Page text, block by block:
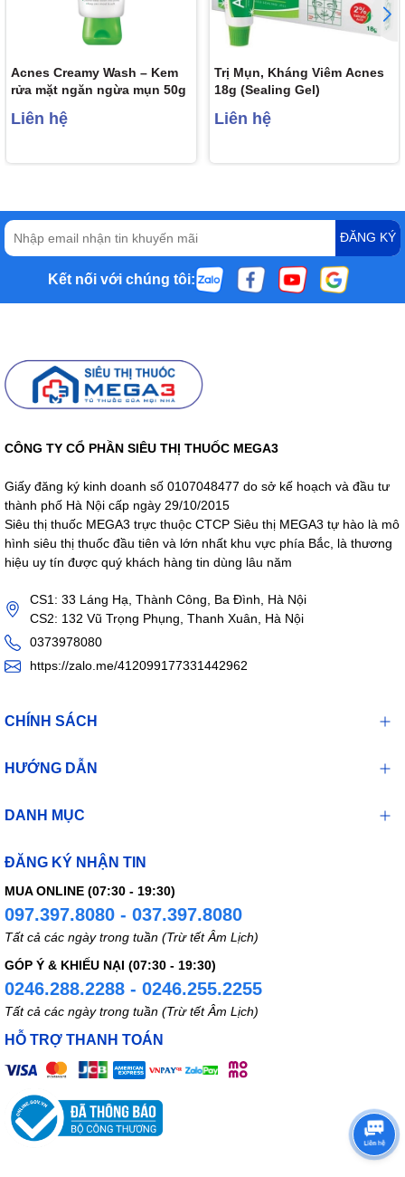
Acnes Creamy Wash – Kem
rửa mặt ngăn ngừa mụn 50g
Liên hệ
Trị Mụn, Kháng Viêm Acnes
18g (Sealing Gel)
Liên hệ
ĐĂNG KÝ
Kết nối với chúng tôi:
CÔNG TY CỔ PHẦN SIÊU THỊ THUỐC MEGA3
Giấy đăng ký kinh doanh số 0107048477 do sở kế hoạch và đầu tư
thành phố Hà Nội cấp ngày 29/10/2015
Siêu thị thuốc MEGA3 trực thuộc CTCP Siêu thị MEGA3 tự hào là mô
hình siêu thị thuốc đầu tiên và lớn nhất khu vực phía Bắc, là thương
hiệu uy tín được quý khách hàng tin dùng lâu năm
CS1: 33 Láng Hạ, Thành Công, Ba Đình, Hà Nội
CS2: 132 Vũ Trọng Phụng, Thanh Xuân, Hà Nội
0373978080
https://zalo.me/412099177331442962
CHÍNH SÁCH
HƯỚNG DẪN
DANH MỤC
ĐĂNG KÝ NHẬN TIN
MUA ONLINE (07:30 - 19:30)
097.397.8080 - 037.397.8080
Tất cả các ngày trong tuần (Trừ tết Âm Lịch)
GÓP Ý & KHIẾU NẠI (07:30 - 19:30)
0246.288.2288 - 0246.255.2255
Tất cả các ngày trong tuần (Trừ tết Âm Lịch)
HỖ TRỢ THANH TOÁN